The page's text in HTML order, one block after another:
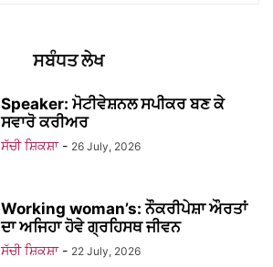
ਸਬੰਧਤ ਲੇਖ
Speaker: ਮੋਟੀਵੇਸ਼ਨਲ ਸਪੀਕਰ ਬਣ ਕੇ
ਸਵਾਰੋ ਕਰੀਅਰ
ਸੱਚੀ ਸ਼ਿਕਸ਼ਾ - 26 July, 2026
Working woman’s: ਨੌਕਰੀਪੇਸ਼ਾ ਔਰਤਾਂ
ਦਾ ਅਜਿਹਾ ਹੋਵੇ ਗ੍ਰਹਿਸਥ ਜੀਵਨ
ਸੱਚੀ ਸ਼ਿਕਸ਼ਾ - 22 July, 2026